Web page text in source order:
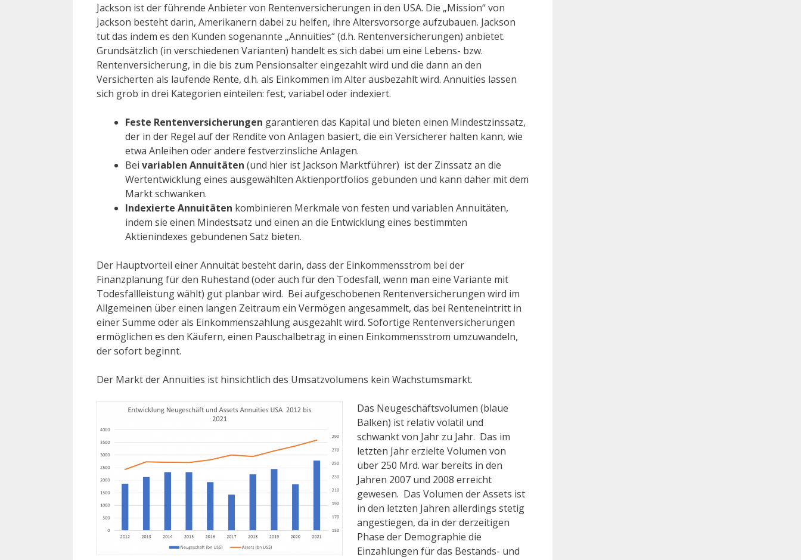
Jackson ist der führende Anbieter von Rentenversicherungen in den USA. Die „Mission“ von
Jackson besteht darin, Amerikanern dabei zu helfen, ihre Altersvorsorge aufzubauen. Jackson
tut das indem es den Kunden sogenannte „Annuities“ (d.h. Rentenversicherungen) anbietet.
Grundsätzlich (in verschiedenen Varianten) handelt es sich dabei um eine Lebens- bzw.
Rentenversicherung, in die bis zum Pensionsalter eingezahlt wird und die dann an den
Versicherten als laufende Rente, d.h. als Einkommen im Alter ausbezahlt wird. Annuities lassen
sich grob in drei Kategorien einteilen: fest, variabel oder indexiert.
Feste Rentenversicherungen garantieren das Kapital und bieten einen Mindestzinssatz,
der in der Regel auf der Rendite von Anlagen basiert, die ein Versicherer halten kann, wie
etwa Anleihen oder andere festverzinsliche Anlagen.
Bei variablen Annuitäten (und hier ist Jackson Marktführer) ist der Zinssatz an die
Wertentwicklung eines ausgewählten Aktienportfolios gebunden und kann daher mit dem
Markt schwanken.
Indexierte Annuitäten kombinieren Merkmale von festen und variablen Annuitäten,
indem sie einen Mindestsatz und einen an die Entwicklung eines bestimmten
Aktienindexes gebundenen Satz bieten.
Der Hauptvorteil einer Annuität besteht darin, dass der Einkommensstrom bei der
Finanzplanung für den Ruhestand (oder auch für den Todesfall, wenn man eine Variante mit
Todesfallleistung wählt) gut planbar wird. Bei aufgeschobenen Rentenversicherungen wird im
Allgemeinen über einen langen Zeitraum ein Vermögen angesammelt, das bei Renteneintritt in
einer Summe oder als Einkommenszahlung ausgezahlt wird. Sofortige Rentenversicherungen
ermöglichen es den Käufern, einen Pauschalbetrag in einen Einkommensstrom umzuwandeln,
der sofort beginnt.
Der Markt der Annuities ist hinsichtlich des Umsatzvolumens kein Wachstumsmarkt.
Das Neugeschäftsvolumen (blaue
Balken) ist relativ volatil und
schwankt von Jahr zu Jahr. Das im
letzten Jahr erzielte Volumen von
über 250 Mrd. war bereits in den
Jahren 2007 und 2008 erreicht
gewesen. Das Volumen der Assets ist
in den letzten Jahren allerdings stetig
angestiegen, da in der derzeitigen
Phase der Demographie die
Einzahlungen für das Bestands- und